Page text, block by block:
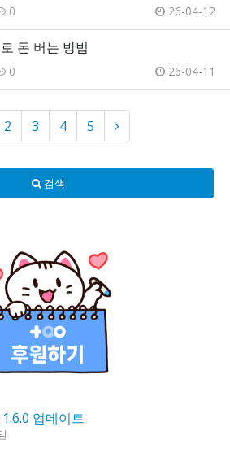
0 26-04-12
돈 버는 방법
0 26-04-11
2 3 4 5
검색
업데이트